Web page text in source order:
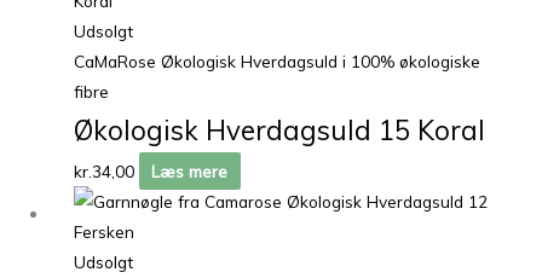
Udsolgt
CaMaRose Økologisk Hverdagsuld i 100% økologiske
fibre
Økologisk Hverdagsuld 15 Koral
kr.34,00 Læs mere
Udsolgt